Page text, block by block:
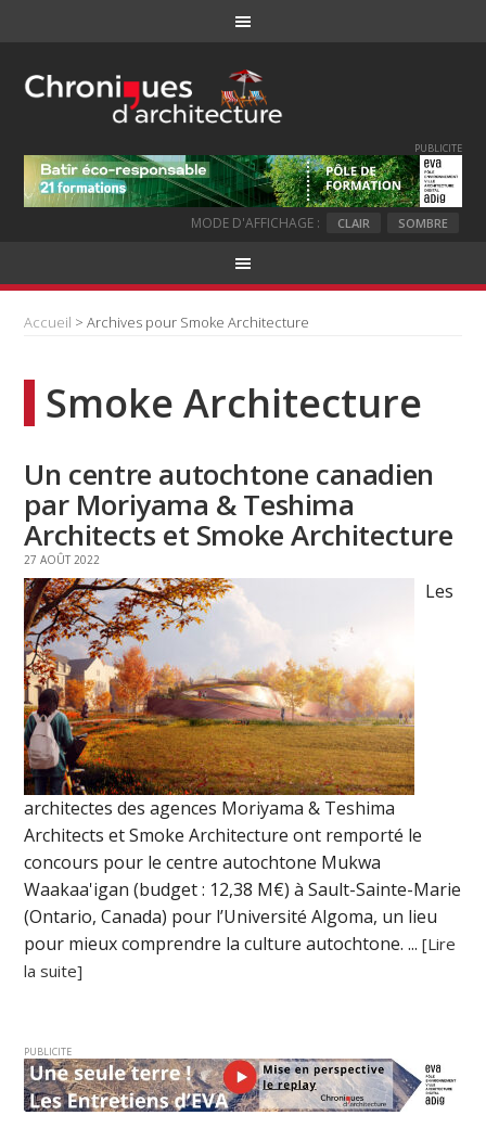
PUBLICITE
MODE D'AFFICHAGE : CLAIR SOMBRE
Accueil > Archives pour Smoke Architecture
Smoke Architecture
Un centre autochtone canadien
par Moriyama & Teshima
Architects et Smoke Architecture
27 AOÛT 2022
Les
architectes des agences Moriyama & Teshima
Architects et Smoke Architecture ont remporté le
concours pour le centre autochtone Mukwa
Waakaa'igan (budget : 12,38 M€) à Sault-Sainte-Marie
(Ontario, Canada) pour l’Université Algoma, un lieu
pour mieux comprendre la culture autochtone. ...[Lire
la suite]
PUBLICITE